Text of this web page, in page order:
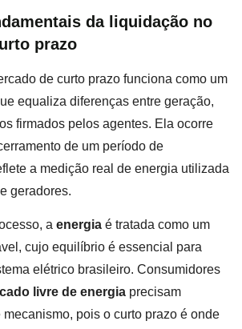
da liquidação no
prazo
de curto prazo funciona como um
equaliza diferenças entre geração,
firmados pelos agentes. Ela ocorre
de um período de
a medição real de energia utilizada
geradores.
a energia é tratada como um
cujo equilíbrio é essencial para
elétrico brasileiro. Consumidores
livre de energia precisam
pois o curto prazo é onde